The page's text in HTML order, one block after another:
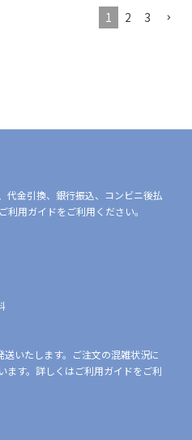
1
2 3
代金引換、銀行振込、コンビニ後払
利用ガイドをご利用ください。
いたします。ご注文の混雑状況に
ます。詳しくはご利用ガイドをご利